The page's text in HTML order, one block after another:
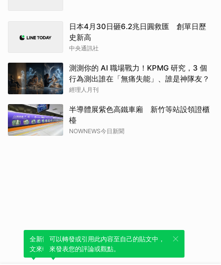
日本4月30日砸6.2兆日圓救匯 創單日歷
史新高
中央通訊社
測測你的 AI 職場戰力！KPMG 研究，3 個
行為測出誰在「無痛失能」、誰是神隊友？
經理人月刊
半導體展紫色高鐵車廂 新竹等站設領證櫃
檯
NOWNEWS今日新聞
全新體驗！一鍵引用此內容，透過發布貼
文來輕鬆表達個人立場。
可以轉發或引用此內容至自己的貼文中，
來發表您的評論或觀點。